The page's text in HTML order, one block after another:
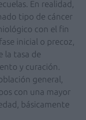
En realidad,
tipo de cáncer
con el fin
inicial o precoz,
la tasa de
y curación.
general,
con una mayor
básicamente